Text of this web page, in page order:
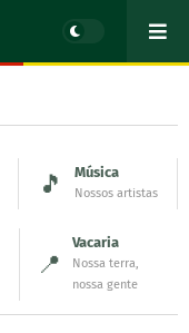
🎵 Música
Nossos artistas
📍
Vacaria
Nossa terra,
nossa gente